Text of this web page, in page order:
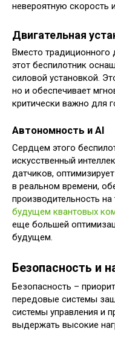
невероятную скорость
Двигательная
Вместо традиционного
этот беспилотник
силовой установкой.
но и обеспечивает
критически важно для
Автономность и AI
Сердцем этого
искусственный
датчиков,
в реальном времени,
производительность на
будущем квантовых
еще большей
будущем.
Безопасность и
Безопасность –
передовые системы
системы управления и
выдержать высокие